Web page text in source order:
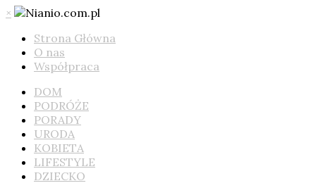
×
Strona Główna
O nas
Współpraca
DOM
PODRÓŻE
PORADY
URODA
KOBIETA
LIFESTYLE
DZIECKO